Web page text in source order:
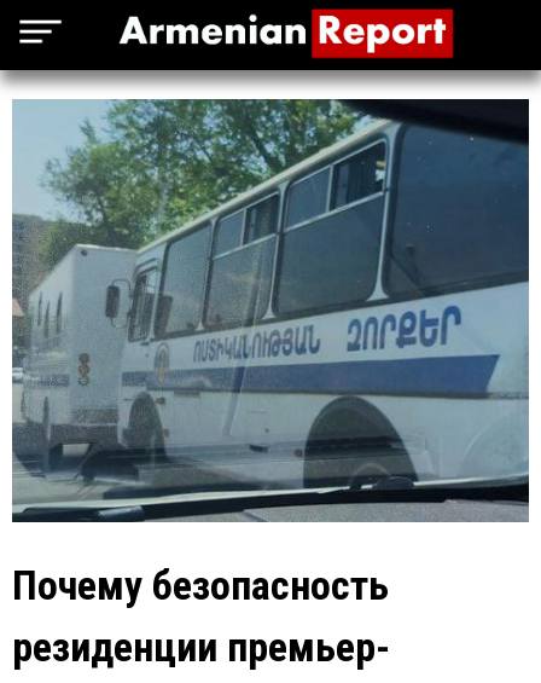
Почему безопасность
резиденции премьер-